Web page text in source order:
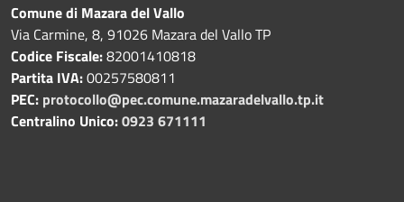
Comune di Mazara del Vallo
Via Carmine, 8, 91026 Mazara del Vallo TP
Codice Fiscale:82001410818
Partita IVA:00257580811
PEC: protocollo@pec.comune.mazaradelvallo.tp.it
Centralino Unico:0923 671111